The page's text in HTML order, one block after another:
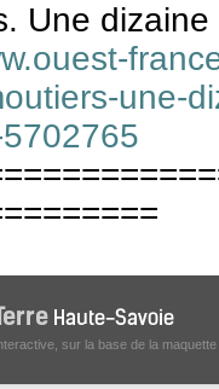
Une
une-
sur la base de la